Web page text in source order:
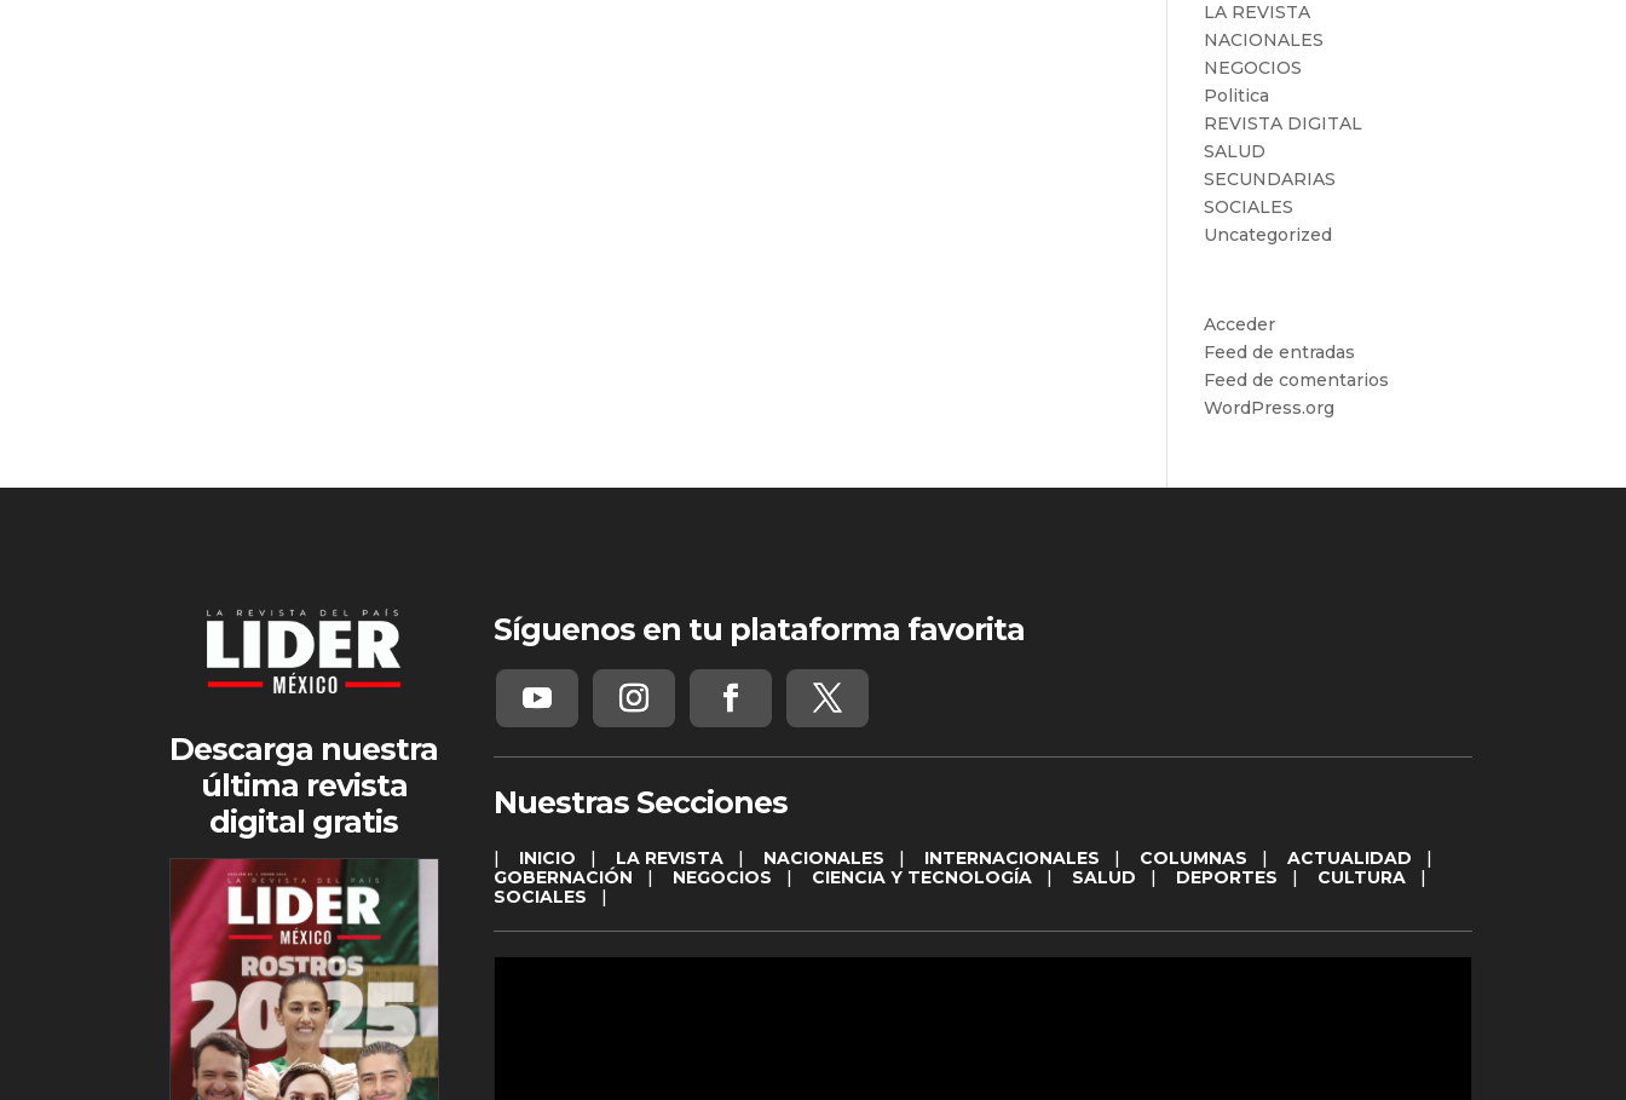
LA REVISTA
NACIONALES
NEGOCIOS
Politica
REVISTA DIGITAL
SALUD
SECUNDARIAS
SOCIALES
Uncategorized
Acceder
Feed de entradas
Feed de comentarios
WordPress.org
Descarga nuestra
última revista
digital gratis
Síguenos en tu plataforma favorita
Nuestras Secciones
INICIO LA REVISTA| NACIONALES INTERNACIONALES COLUMNAS ACTUALIDAD
GOBERNACIÓN
NEGOCIOS CIENCIA Y TECNOLOGÍA| SALUD DEPORTES CULTURA|
SOCIALES